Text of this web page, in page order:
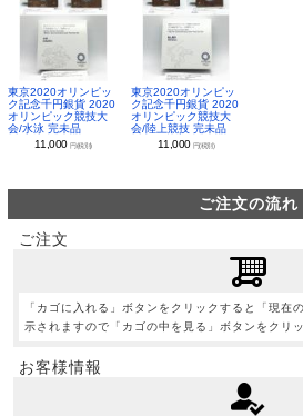
東京2020オリンピッ
ク記念千円銀貨 2020
オリンピック競技大
会/水泳 完未品
11,000円(税別)
東京2020オリンピッ
ク記念千円銀貨 2020
オリンピック競技大
会/陸上競技 完未品
11,000 円(税別)
ご注文の流れ
ご注文
「カゴに入れる」ボタンをクリックすると「現在
示されますので「カゴの中を見る」ボタンをクリ
お客様情報